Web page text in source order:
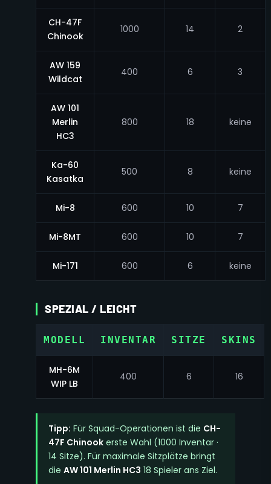
CH-47F
Chinook
1000 14 2
AW 159
Wildcat
400 6 3
AW 101
Merlin
HC3
800 18 keine
Ka-60
Kasatka
500 8 keine
Mi-8 600 10 7
Mi-8MT 600 10 7
Mi-171 600 6 keine
SPEZIAL / LEICHT
MODELL INVENTAR SITZE SKINS
MH-6M
WIP LB
400 6 16
Tipp: Für Squad-Operationen ist die CH-
47F Chinook erste Wahl (1000 Inventar ·
14 Sitze). Für maximale Sitzplätze bringt
die AW 101 Merlin HC3 18 Spieler ans Ziel.